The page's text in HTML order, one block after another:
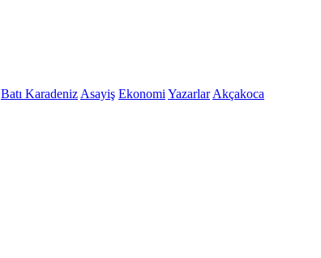
Batı Karadeniz Asayiş Ekonomi Yazarlar Akçakoca